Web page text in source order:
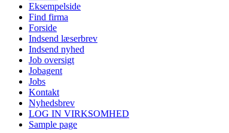
Eksempelside
Find firma
Forside
Indsend læserbrev
Indsend nyhed
Job oversigt
Jobagent
Jobs
Kontakt
Nyhedsbrev
LOG IN VIRKSOMHED
Sample page